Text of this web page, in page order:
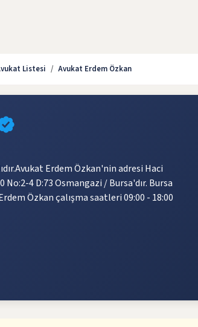
Listesi Avukat Erdem Özkan
Erdem Özkan'nin adresi Haci
No:2-4 D:73 Osmangazi / Bursa'dır. Bursa
Özkan çalışma saatleri 09:00 - 18:00